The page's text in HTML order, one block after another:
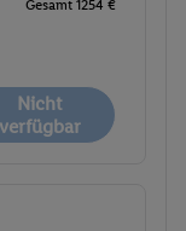
Gesamt 1254 €
Nicht
verfügbar